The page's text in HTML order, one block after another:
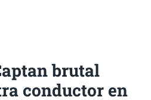
brutal
conductor en